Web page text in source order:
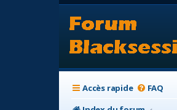
Accès rapide FAQ